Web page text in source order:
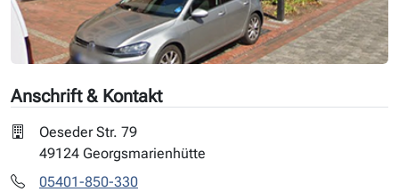
Anschrift & Kontakt
Oeseder Str. 79
49124 Georgsmarienhütte
05401-850-330